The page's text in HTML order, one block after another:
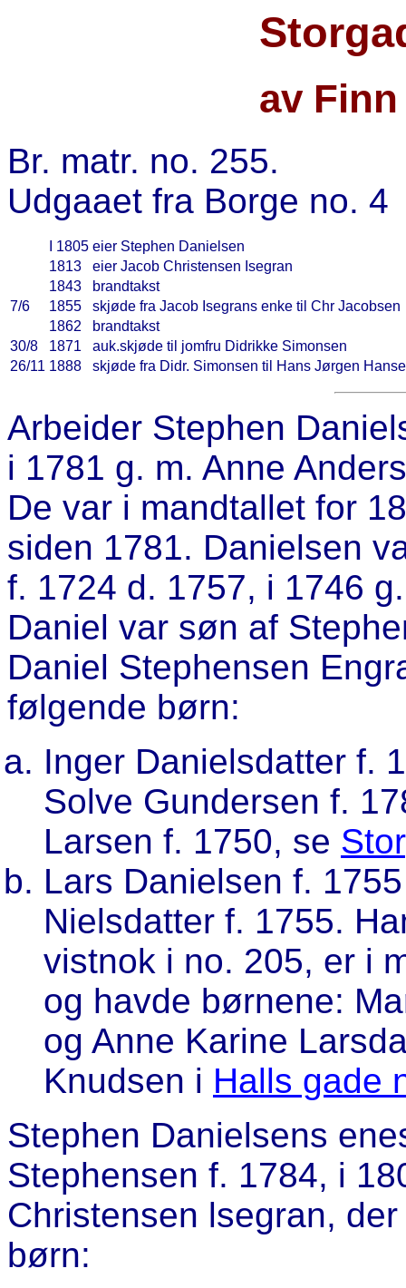
av
Br. matr. no. 255.
Udgaaet fra Borge no. 4
I 1805 eier Stephen Danielsen
1813
eier Jacob Christensen Isegran
1843
brandtakst
7/6
1855
skjøde fra Jacob Isegrans enke til Chr Jacobsen
1862
brandtakst
30/8
1871
auk.skjøde til jomfru Didrikke Simonsen
26/11 1888 skjøde fra Didr. Simonsen til Hans Jørgen
Arbeider Stephen
i 1781 g. m. Anne
De var i mandtallet for
siden 1781. Danielsen
f. 1724 d. 1757, i 1746
Daniel var søn af
Daniel Stephensen
følgende børn:
Inger Danielsdatter f.
Solve Gundersen f.
Larsen f. 1750, se
Lars Danielsen f.
Nielsdatter f. 1755.
vistnok i no. 205, er i
og havde børnene:
og Anne Karine
Knudsen i Halls gade
Stephen Danielsens
Stephensen f. 1784, i
Christensen lsegran,
børn: